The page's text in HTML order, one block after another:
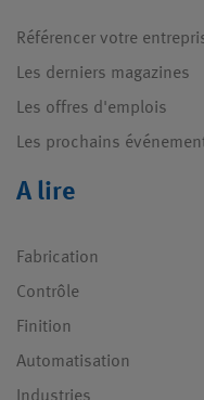
Référencer votre
Les derniers magazines
Les offres d'emplois
Les prochains
A lire
Fabrication
Contrôle
Finition
Automatisation